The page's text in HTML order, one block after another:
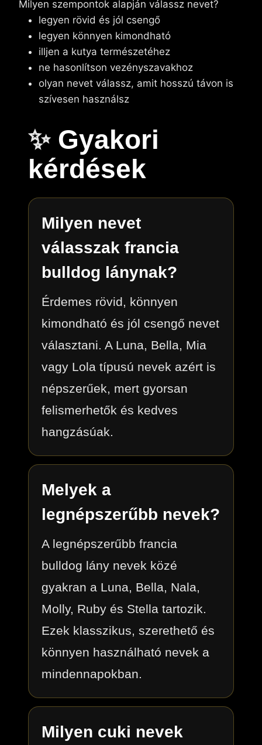
Milyen szempontok alapján válassz nevet?
legyen rövid és jól csengő
legyen könnyen kimondható
illjen a kutya természetéhez
ne hasonlítson vezényszavakhoz
olyan nevet válassz, amit hosszú távon is
szívesen használsz
✨Gyakori
kérdések
Milyen nevet
válasszak francia
bulldog lánynak?
Érdemes rövid, könnyen
kimondható és jól csengő nevet
választani. A Luna, Bella, Mia
vagy Lola típusú nevek azért is
népszerűek, mert gyorsan
felismerhetők és kedves
hangzásúak.
Melyek a
legnépszerűbb nevek?
A legnépszerűbb francia
bulldog lány nevek közé
gyakran a Luna, Bella, Nala,
Molly, Ruby és Stella tartozik.
Ezek klasszikus, szerethető és
könnyen használható nevek a
mindennapokban.
Milyen cuki nevek